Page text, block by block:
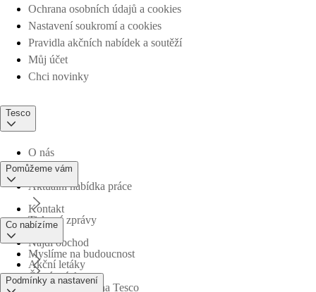
Ochrana osobních údajů a cookies
Nastavení soukromí a cookies
Pravidla akčních nabídek a soutěží
Můj účet
Chci novinky
Tesco
O nás
Aktuální nabídka práce
Tiskové zprávy
Myslíme na budoucnost
Obchodní skupina Tesco
Pomůžeme vám
Kontakt
Najdi obchod
Časté otázky
Co nabízíme
Akční letáky
Podmínky a nastavení